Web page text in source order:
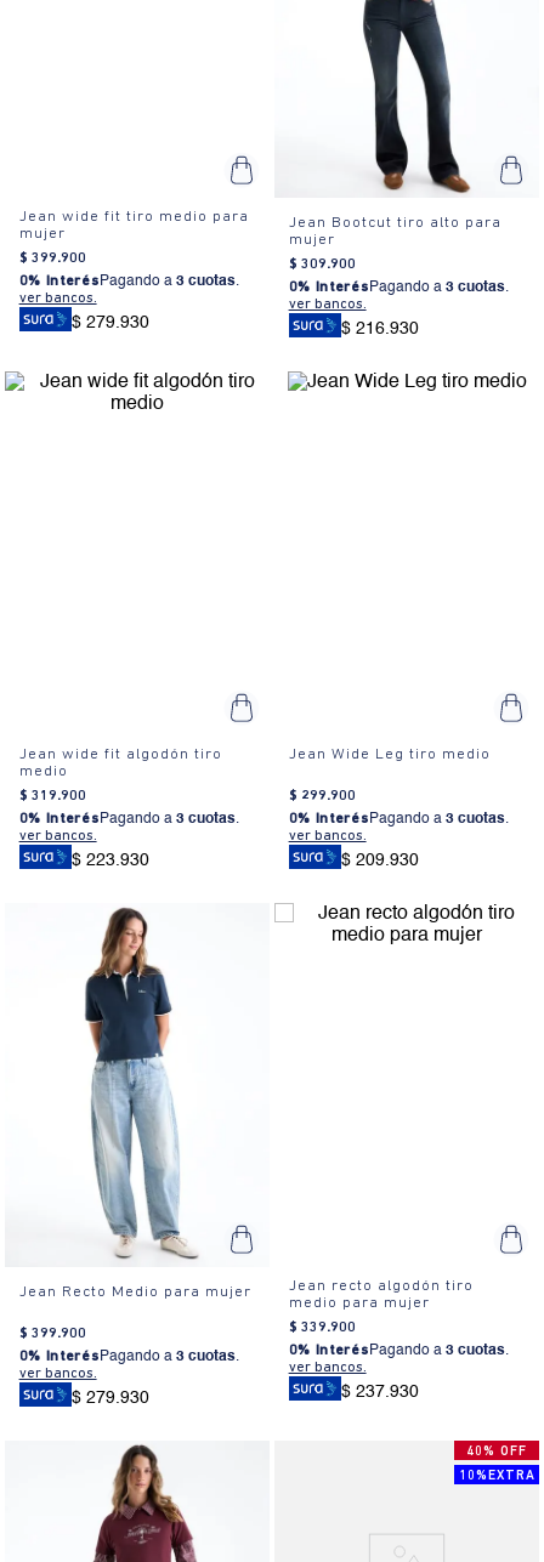
Jean wide fit tiro medio para
mujer
$ 399.900
0% Interés Pagando a 3 cuotas.
ver bancos.
$ 279.930
Jean Bootcut tiro alto para
mujer
$ 309.900
0% Interés Pagando a 3 cuotas.
ver bancos.
$ 216.930
Jean wide fit algodón tiro
medio
$ 319.900
0% Interés Pagando a 3 cuotas.
ver bancos.
$ 223.930
Jean Wide Leg tiro medio
$ 299.900
0% Interés Pagando a 3 cuotas.
ver bancos.
$ 209.930
Jean Recto Medio para mujer
$ 399.900
0% Interés Pagando a 3 cuotas.
ver bancos.
$ 279.930
Jean recto algodón tiro
medio para mujer
$ 339.900
0% Interés Pagando a 3 cuotas.
ver bancos.
$ 237.930
40% OFF
10%EXTRA